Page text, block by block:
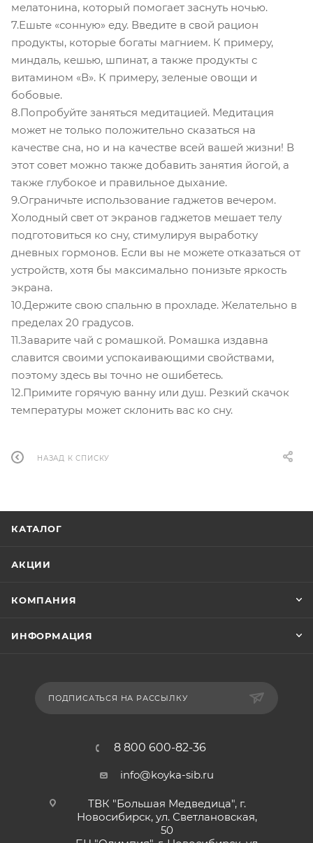
мелатонина, который помогает заснуть ночью.
7.Ешьте «сонную» еду. Введите в свой рацион
продукты, которые богаты магнием. К примеру,
миндаль, кешью, шпинат, а также продукты с
витамином «В». К примеру, зеленые овощи и
бобовые.
8.Попробуйте заняться медитацией. Медитация
может не только положительно сказаться на
качестве сна, но и на качестве всей вашей жизни! В
этот совет можно также добавить занятия йогой, а
также глубокое и правильное дыхание.
9.Ограничьте использование гаджетов вечером.
Холодный свет от экранов гаджетов мешает телу
подготовиться ко сну, стимулируя выработку
дневных гормонов. Если вы не можете отказаться от
устройств, хотя бы максимально понизьте яркость
экрана.
10.Держите свою спальню в прохладе. Желательно в
пределах 20 градусов.
11.Заварите чай с ромашкой. Ромашка издавна
славится своими успокаивающими свойствами,
поэтому здесь вы точно не ошибетесь.
12.Примите горячую ванну или душ. Резкий скачок
температуры может склонить вас ко сну.
НАЗАД К СПИСКУ
КАТАЛОГ
АКЦИИ
КОМПАНИЯ
ИНФОРМАЦИЯ
ПОДПИСАТЬСЯ НА РАССЫЛКУ
8 800 600-82-36
info@koyka-sib.ru
ТВК "Большая Медведица", г.
Новосибирск, ул. Светлановская,
50